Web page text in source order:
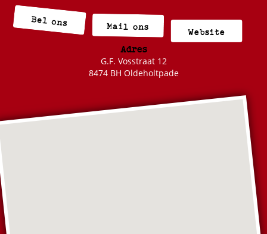
Bel ons Mail ons Website
Adres
G.F. Vosstraat 12
8474 BH Oldeholtpade